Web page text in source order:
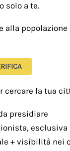
solo a te.
alla
cercare la tua
presidiare
esclusiva
+ visibilità nei